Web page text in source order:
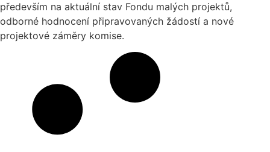
především na aktuální stav Fondu malých projektů,
odborné hodnocení připravovaných žádostí a nové
projektové záměry komise.